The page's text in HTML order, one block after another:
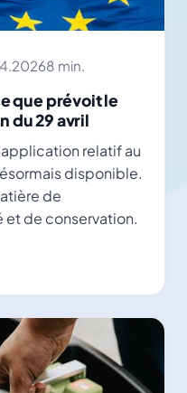
8 min.
que prévoit le
du 29 avril
relatif au
disponible.
de
et de conservation.